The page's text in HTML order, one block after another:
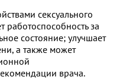
сексуального
за
состояние; улучшает
а также может
врача.